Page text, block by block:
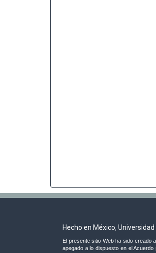
Hecho en México,
El presente sitio Web ha sido creado
apegado a lo dispuesto en el